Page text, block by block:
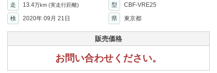
走 13.4万km (実走行距離) 型
CBF-VRE25
検
2020年 09月 21日 県 東京都
販売価格
お問い合わせください。